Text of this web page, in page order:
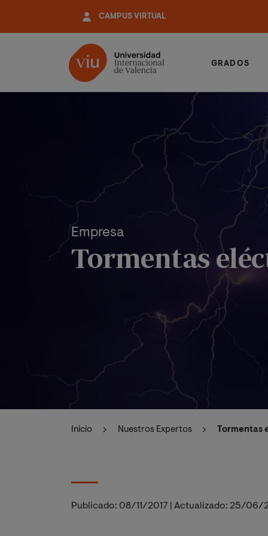
contenido
CAMPUS VIRTUAL
GRADOS
Empresa
Tormentas
Inicio Nuestros Expertos Tormentas
Publicado: 08/11/2017 Actualizado: 25/06/